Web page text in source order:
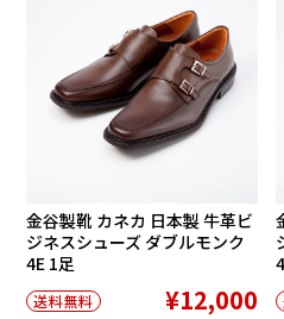
金谷製靴 カネカ 日本製 牛革ビ
ジネスシューズ ダブルモンク
4E 1足
送料無料 ¥12,000